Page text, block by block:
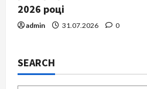
2026 році
admin 31.07.2026 0
SEARCH